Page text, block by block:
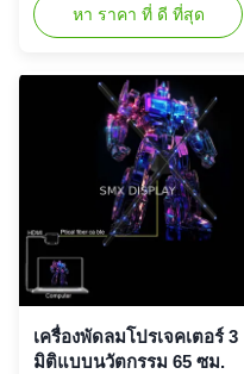
Generator Holoblade is the
newest and best 3d floating
the market, based on chip and
LED technology , it works like
a LED FAN or SPINNER,we
put a different spin on
holographic displays. Our
Hologram ...
หา ราคา ที่ ดี ที่สุด
เครื่องพัดลมโปรเจคเตอร์ 3
มิติแบบนวัตกรรม 65 ซม.